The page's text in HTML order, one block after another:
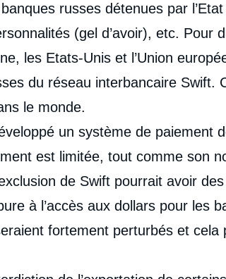
russes détenues par
(gel d’avoir), etc. Pour
les Etats-Unis et l’Union
du réseau interbancaire Swift.
le monde.
un système de paiement
est limitée, tout comme son
de Swift pourrait avoir
à l’accès aux dollars pour les
fortement perturbés et